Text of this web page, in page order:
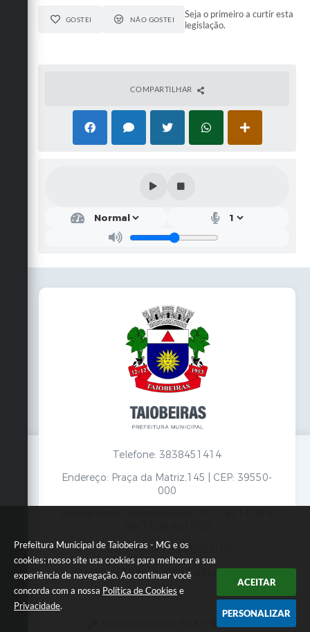
Prefeitura Municipal de Taiobeiras - MG e os
cookies: nosso site usa cookies para melhorar a sua
experiência de navegação. Ao continuar você
concorda com a nossa Política de Cookies e
Privacidade.
ACEITAR
PERSONALIZAR
GOSTEI NÃO GOSTEI
Seja o primeiro a curtir esta
legislação.
COMPARTILHAR
Telefone: 3838451414
Endereço: Praça da Matriz,145 | CEP: 39550-
000
CNPJ: 18.017.384/0001-10
Prefeitura Municipal de Taiobeiras - MG
3.5.3 - 19/06/2026